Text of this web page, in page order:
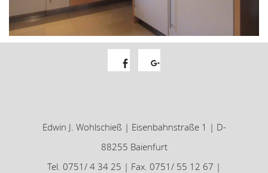
Edwin J. Wohlschieß | Eisenbahnstraße 1 | D-
88255 Baienfurt
Tel. 0751/ 4 34 25 | Fax. 0751/ 55 12 67 |